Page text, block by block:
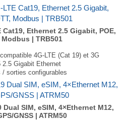
Cat19, Ethernet 2.5 Gigabit, POE,
Modbus | TRB501
4G-LTE (Cat 19) et 3G
2.5 Gigabit Ethernet
/ sorties configurables
MQTT, Modbus
virtuelle via micro USB
SIM (Mini SIM – 2FF)
: 100 × 30 × 93,4 mm
Poids : 241 gr
Dual SIM, eSIM, 4×Ethernet M12,
GNSS | ATRM50